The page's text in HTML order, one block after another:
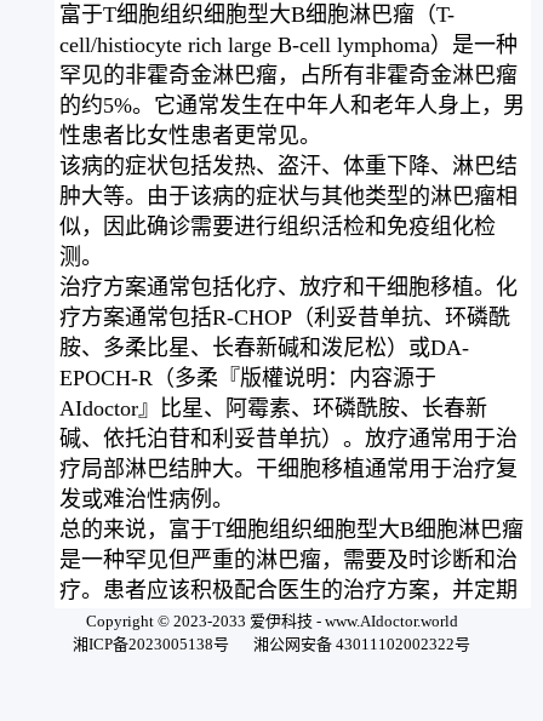
富于T细胞组织细胞型大B细胞淋巴瘤（T-
cell/histiocyte rich large B-cell lymphoma）是一种
罕见的非霍奇金淋巴瘤，占所有非霍奇金淋巴瘤
的约5%。它通常发生在中年人和老年人身上，男
性患者比女性患者更常见。
该病的症状包括发热、盗汗、体重下降、淋巴结
肿大等。由于该病的症状与其他类型的淋巴瘤相
似，因此确诊需要进行组织活检和免疫组化检
测。
治疗方案通常包括化疗、放疗和干细胞移植。化
疗方案通常包括R-CHOP（利妥昔单抗、环磷酰
胺、多柔比星、长春新碱和泼尼松）或DA-
EPOCH-R（多柔『版權说明：内容源于
AIdoctor』比星、阿霉素、环磷酰胺、长春新
碱、依托泊苷和利妥昔单抗）。放疗通常用于治
疗局部淋巴结肿大。干细胞移植通常用于治疗复
发或难治性病例。
总的来说，富于T细胞组织细胞型大B细胞淋巴瘤
是一种罕见但严重的淋巴瘤，需要及时诊断和治
疗。患者应该积极配合医生的治疗方案，并定期
进行随访。
Copyright © 2023-2033 爱伊科技 - www.AIdoctor.world
湘ICP备2023005138号
湘公网安备 43011102002322号